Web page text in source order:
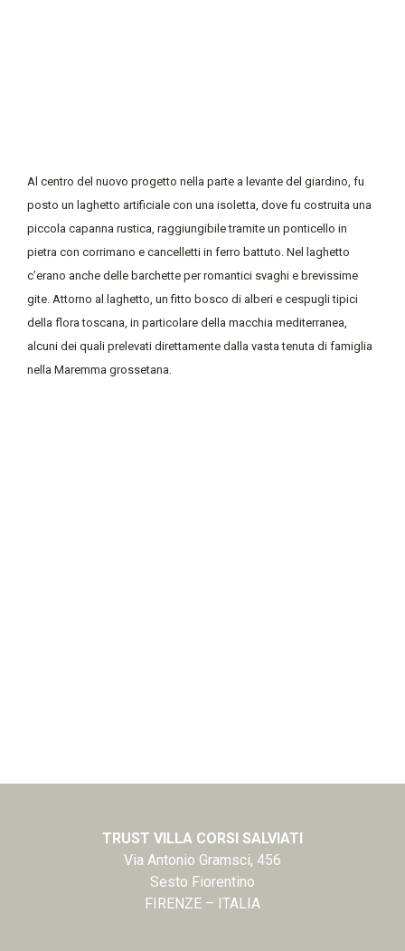
Al centro del nuovo progetto nella parte a levante del giardino, fu
posto un laghetto artificiale con una isoletta, dove fu costruita una
piccola capanna rustica, raggiungibile tramite un ponticello in
pietra con corrimano e cancelletti in ferro battuto. Nel laghetto
c’erano anche delle barchette per romantici svaghi e brevissime
gite. Attorno al laghetto, un fitto bosco di alberi e cespugli tipici
della flora toscana, in particolare della macchia mediterranea,
alcuni dei quali prelevati direttamente dalla vasta tenuta di famiglia
nella Maremma grossetana.
TRUST VILLA CORSI SALVIATI
Via Antonio Gramsci, 456
Sesto Fiorentino
FIRENZE – ITALIA